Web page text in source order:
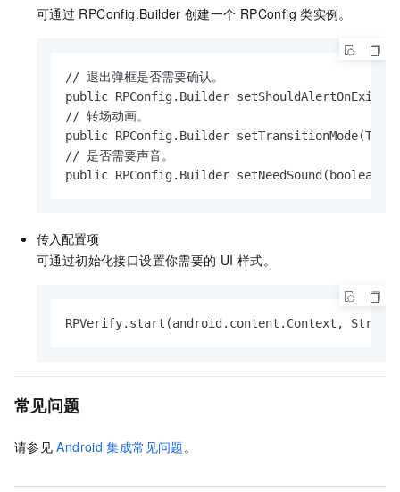
可通过 RPConfig.Builder 创建一个 RPConfig 类实例。
// 退出弹框是否需要确认。
public RPConfig.Builder
// 转场动画。
public RPConfig.Builder
// 是否需要声音。
public RPConfig.Builder setNeedSound(boolean
传入配置项
可通过初始化接口设置你需要的 UI 样式。
RPVerify.start(android.content.Context,
常见问题
请参见 Android 集成常见问题。